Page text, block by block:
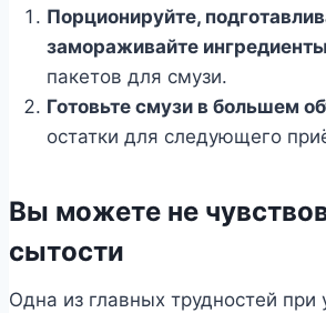
Порционируйте,
замораживайте
пакетов для смузи.
Готовьте смузи в большем
остатки для следующего
Вы можете не
сытости
Одна из главных трудностей при